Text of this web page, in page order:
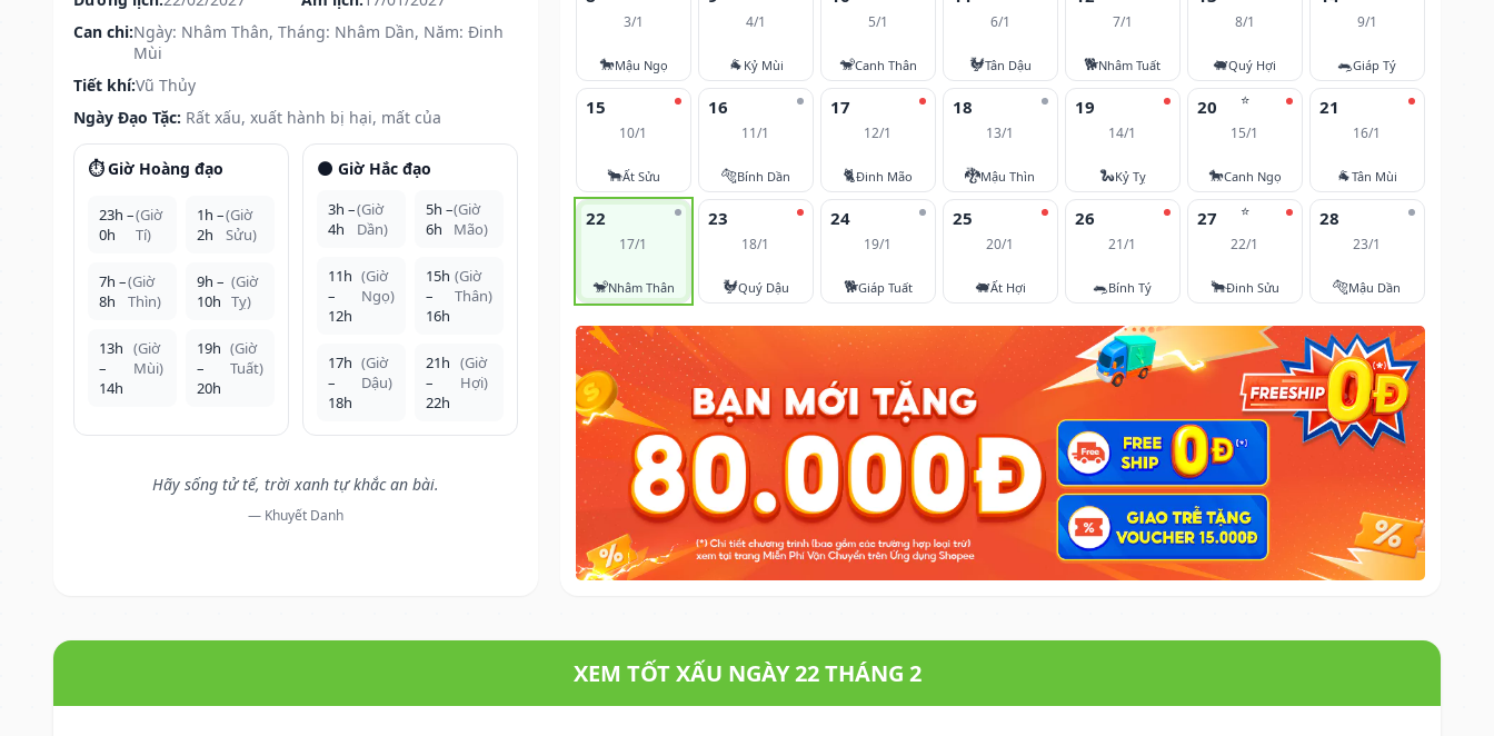
Can chi:Ngày: Nhâm Thân, Tháng: Nhâm Dần, Năm: Đinh
Mùi
Tiết khí:Vũ Thủy
Ngày Đạo Tặc: Rất xấu, xuất hành bị hại, mất của
⏱️ Giờ Hoàng đạo
23h –
0h
(Giờ
Tí)
1h –
2h
(Giờ
Sửu)
7h –
8h
(Giờ
Thìn)
9h –
10h
(Giờ
Tỵ)
13h
–
14h
(Giờ
Mùi)
19h
–
20h
(Giờ
Tuất)
🌑 Giờ Hắc đạo
3h –
4h
(Giờ
Dần)
5h –
6h
(Giờ
Mão)
11h
–
12h
(Giờ
Ngọ)
15h
–
16h
(Giờ
Thân)
17h
–
18h
(Giờ
Dậu)
21h
–
22h
(Giờ
Hợi)
Hãy sống tử tế, trời xanh tự khắc an bài.
— Khuyết Danh
3/1
🐎Mậu Ngọ
4/1
🐐 Kỷ Mùi
5/1
🐒Canh Thân
6/1
🐓Tân Dậu
7/1
🐕Nhâm Tuất
8/1
🐖Quý Hợi
9/1
🐀Giáp Tý
15
10/1
🐂Ất Sửu
16
11/1
🐅Bính Dần
17
12/1
🐈Đinh Mão
18
13/1
🐉Mậu Thìn
19
14/1
🐍Kỷ Tỵ
⭐
20
15/1
🐎Canh Ngọ
21
16/1
🐐Tân Mùi
22
17/1
🐒Nhâm Thân
23
18/1
🐓Quý Dậu
24
19/1
🐕Giáp Tuất
25
20/1
🐖Ất Hợi
26
21/1
🐀Bính Tý
⭐
27
22/1
🐂Đinh Sửu
28
23/1
🐅Mậu Dần
XEM TỐT XẤU NGÀY 22 THÁNG 2